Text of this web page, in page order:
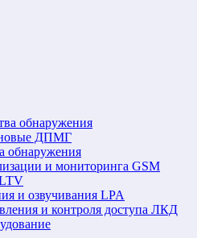
обнаружения
ДПМГ
обнаружения
и мониторинга GSM
и озвучивания LPA
и контроля доступа ЛКД